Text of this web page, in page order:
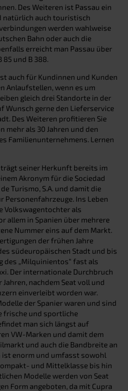
Des Weiteren ist Passau ein
natürlich auch touristisch
werden wahlweise
Bahn oder auch die
erreicht man Passau über
85 und B 388.
auch für Kundinnen und Kunden
Anlaufstellen, wenn es um
gleich drei Standorte in der
Wunsch gerne den Lieferservice
Des Weiteren profitieren Sie
mehr als 30 Jahren und den
Familienunternehmens. Lernen
seiner Herkunft bereits im
Akronym für die Sociedad
Turismo, S.A. und damit die
Personenfahrzeuge. Ins Leben
Volkswagentochter als
allem in Spanien über mehrere
Nummer eins auf dem Markt.
der frühen Jahre
südeuropäischen Stadt und bis
des „Milquinientos“ fast als
Der internationale Durchbruch
nachdem Seat voll und
einverleibt worden war.
der Spanier waren und sind
frische und sportliche
man sich längst auf
VW-Marken und damit dem
und auch die Bandbreite an
ist enorm und umfasst sowohl
und Mittelklasse bis hin
Modelle werden von Seat
Form angeboten, da mit Cupra